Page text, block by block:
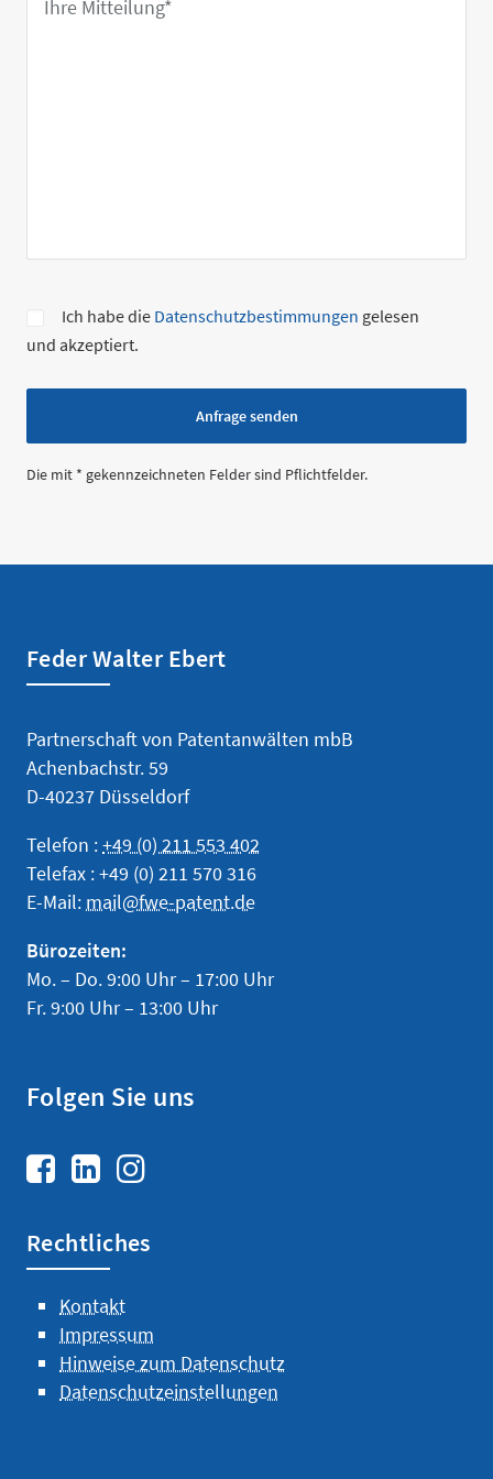
lasse
dieses
Ich habe die Datenschutzbestimmungen gelesen
und akzeptiert.
Die mit * gekennzeichneten Felder sind Pflichtfelder.
Feder Walter Ebert
Partnerschaft von Patentanwälten mbB
Achenbachstr. 59
D-40237 Düsseldorf
Telefon :+49 (0) 211 553 402
Telefax : +49 (0) 211 570 316
E-Mail: mail@fwe-patent.de
Bürozeiten:
Mo. – Do. 9:00 Uhr – 17:00 Uhr
Fr. 9:00 Uhr – 13:00 Uhr
Folgen Sie uns
Rechtliches
Kontakt
Impressum
Hinweise zum Datenschutz
Datenschutzeinstellungen